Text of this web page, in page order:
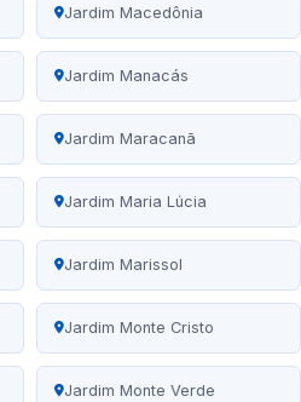
Jardim Macedônia
Jardim Manacás
Jardim Maracanã
Jardim Maria Lúcia
Jardim Marissol
Jardim Monte Cristo
Jardim Monte Verde